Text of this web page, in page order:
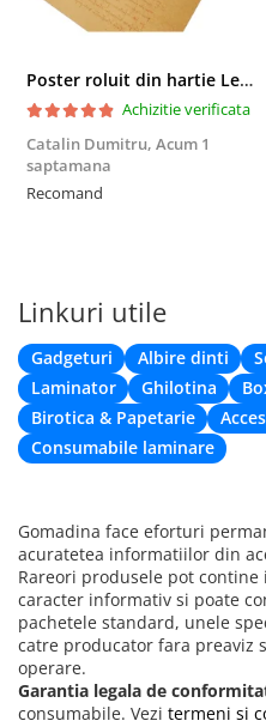
Poster roluit din hartie Leonardo Da Vinci, Vitruvian Man, vintage, 51x35 cm
Achizitie verificata
Catalin Dumitru, Acum 1
saptamana
Recomand
Linkuri utile
Gadgeturi Albire dinti
Laminator
Ghilotina
Birotica & Papetarie
Consumabile laminare
Gomadina face eforturi
acuratetea informatiilor din
Rareori produsele pot
caracter informativ si poate
pachetele standard, unele
catre producator fara preaviz
operare.
Garantia legala de
consumabile. Vezi termeni si